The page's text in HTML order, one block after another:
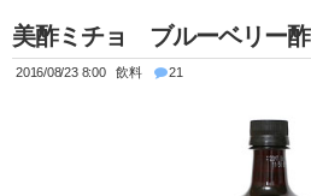
美酢ミチョ ブルーベリー酢
2016/08/23 8:00 飲料 21